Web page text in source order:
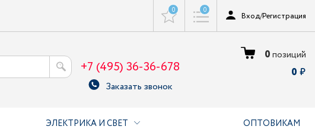
0 0
Вход/Регистрация
+7 (495) 36-36-678
Заказать звонок
0позиций
0
ЭЛЕКТРИКА И СВЕТ ОПТОВИКАМ